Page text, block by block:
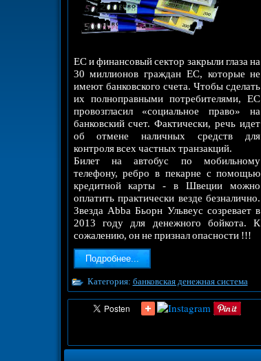
ЕС и финансовый сектор закрыли глаза на
30 миллионов граждан ЕС, которые не
имеют банковского счета. Чтобы сделать
их полноправными потребителями, ЕС
провозгласил «социальное право» на
банковский счет. Фактически, речь идет
об отмене наличных средств для
контроля всех частных транзакций.
Билет на автобус по мобильному
телефону, ребро в пекарне с помощью
кредитной карты - в Швеции можно
оплатить практически везде безналично.
Звезда Abba Бьорн Ульвеус созревает в
2013 году для денежного бойкота. К
сожалению, он не признал опасности !!!
Подробнее...
Категория: банковская денежная система